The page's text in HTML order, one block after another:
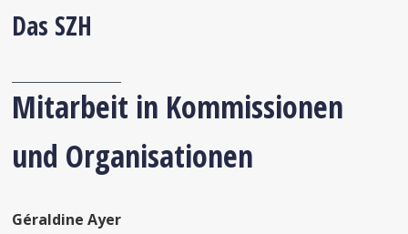
Das SZH
Mitarbeit in Kommissionen
und Organisationen
Géraldine Ayer